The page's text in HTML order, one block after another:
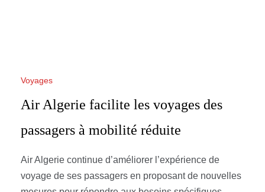
Voyages
Air Algerie facilite les voyages des
passagers à mobilité réduite
Air Algerie continue d’améliorer l’expérience de
voyage de ses passagers en proposant de nouvelles